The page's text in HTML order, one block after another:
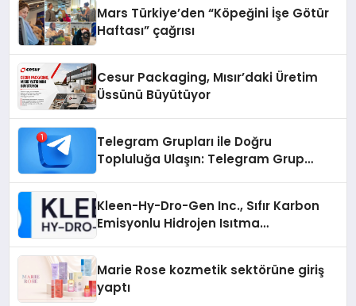
Mars Türkiye’den “Köpeğini İşe Götür
Haftası” çağrısı
Cesur Packaging, Mısır’daki Üretim
Üssünü Büyütüyor
Telegram Grupları ile Doğru
Topluluğa Ulaşın: Telegram Grup
Kleen-Hy-Dro-Gen Inc., Sıfır Karbon
Emisyonlu Hidrojen Isıtma
Marie Rose kozmetik sektörüne giriş
yaptı